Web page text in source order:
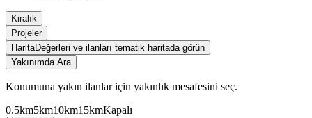
Kiralık
Projeler
HaritaDeğerleri ve ilanları tematik haritada görün
Yakınımda Ara
Konumuna yakın ilanlar için yakınlık mesafesini seç.
0.5km5km10km15kmKapalı